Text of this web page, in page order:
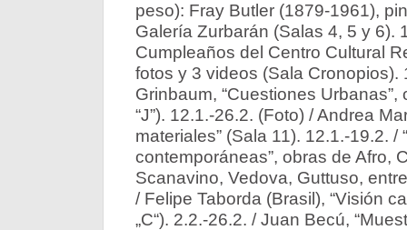
peso): Fray Butler (1879-1961),
Galería Zurbarán (Salas 4, 5 y 6).
Cumpleaños del Centro Cultural
fotos y 3 videos (Sala Cronopios).
Grinbaum, “Cuestiones
“J”). 12.1.-26.2. (Foto) / Andrea
materiales” (Sala 11). 12.1.-19.2. /
contemporáneas”, obras de Afro,
Scanavino, Vedova, Guttuso,
/ Felipe Taborda (Brasil), “Visión
„C“). 2.2.-26.2. / Juan Becú,